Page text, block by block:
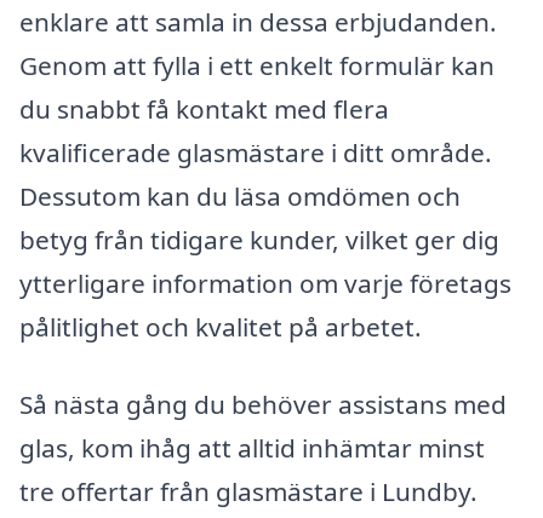
enklare att samla in dessa erbjudanden.
Genom att fylla i ett enkelt formulär kan
du snabbt få kontakt med flera
kvalificerade glasmästare i ditt område.
Dessutom kan du läsa omdömen och
betyg från tidigare kunder, vilket ger dig
ytterligare information om varje företags
pålitlighet och kvalitet på arbetet.
Så nästa gång du behöver assistans med
glas, kom ihåg att alltid inhämtar minst
tre offertar från glasmästare i Lundby.